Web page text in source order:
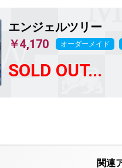
エンジェルツリー
￥4,170
オーダーメイド
SOLD OUT...